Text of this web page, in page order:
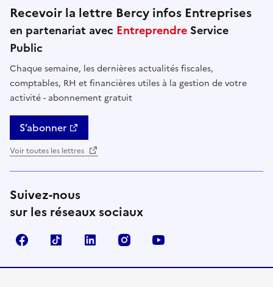
Recevoir la lettre Bercy infos Entreprises
en partenariat avec Entreprendre Service
Public
Chaque semaine, les dernières actualités fiscales,
comptables, RH et financières utiles à la gestion de votre
activité - abonnement gratuit
S’abonner
Voir toutes les lettres
Suivez-nous
sur les réseaux sociaux
FacebookTikTok Linkedin Instagram